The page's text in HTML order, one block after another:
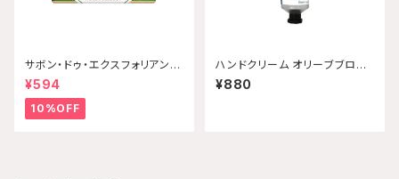
サボン・ドゥ・エクスフォリアン
ト・ビオ タイム 100g Maitre
Augustin 【配送グループQ】
¥594
10%OFF
ハンドクリーム オリーブブロッ
サム 30mL 【配送グループQ】
¥880